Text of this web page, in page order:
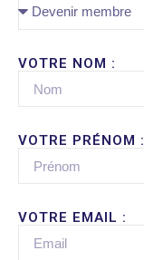
VOTRE NOM :
VOTRE PRÉNOM :
VOTRE EMAIL :